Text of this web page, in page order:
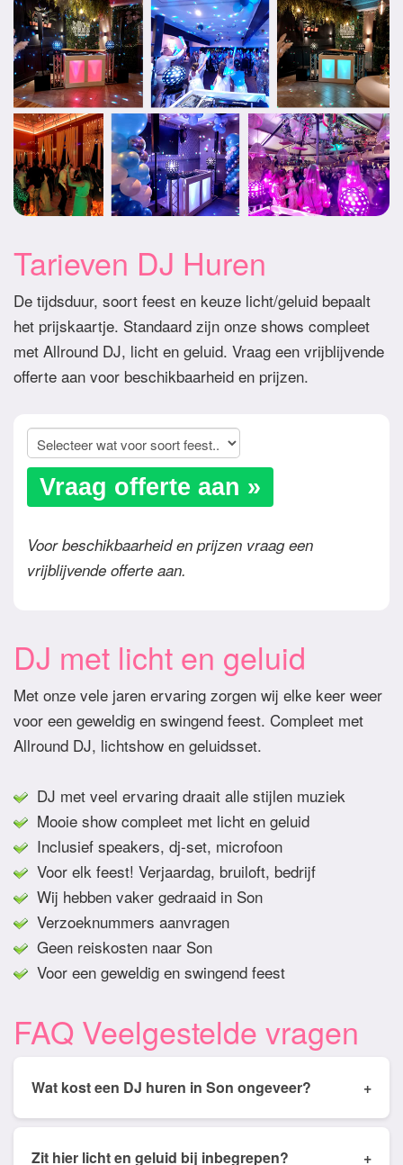
Tarieven DJ Huren
De tijdsduur, soort feest en keuze licht/geluid bepaalt
het prijskaartje. Standaard zijn onze shows compleet
met Allround DJ, licht en geluid. Vraag een vrijblijvende
offerte aan voor beschikbaarheid en prijzen.
Vraag offerte aan »
Voor beschikbaarheid en prijzen vraag een
vrijblijvende offerte aan.
DJ met licht en geluid
Met onze vele jaren ervaring zorgen wij elke keer weer
voor een geweldig en swingend feest. Compleet met
Allround DJ, lichtshow en geluidsset.
DJ met veel ervaring draait alle stijlen muziek
Mooie show compleet met licht en geluid
Inclusief speakers, dj-set, microfoon
Voor elk feest! Verjaardag, bruiloft, bedrijf
Wij hebben vaker gedraaid in Son
Verzoeknummers aanvragen
Geen reiskosten naar Son
Voor een geweldig en swingend feest
FAQ Veelgestelde vragen
Wat kost een DJ huren in Son ongeveer? +
tussen de € 350,- en € 950,- Prijs is afhankelijk
Zit hier licht en geluid bij inbegrepen? +